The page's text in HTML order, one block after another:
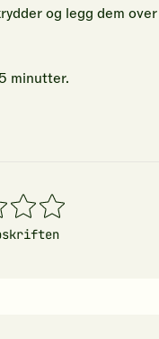
og legg dem
minutter.
4
stjerner
5
stjerner